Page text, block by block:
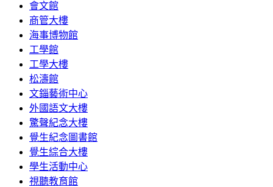
會文館
商管大樓
海事博物館
工學館
工學大樓
松濤館
文錙藝術中心
外國語文大樓
驚聲紀念大樓
覺生紀念圖書館
覺生綜合大樓
學生活動中心
視聽教育館